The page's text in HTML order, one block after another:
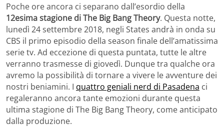
Poche ore ancora ci separano dall’esordio della
12esima stagione di The Big Bang Theory. Questa notte,
lunedì 24 settembre 2018, negli States andrà in onda su
CBS il primo episodio della season finale dell’amatissima
serie tv. Ad eccezione di questa puntata, tutte le altre
verranno trasmesse di giovedì. Dunque tra qualche ora
avremo la possibilità di tornare a vivere le avventure dei
nostri beniamini. I quattro geniali nerd di Pasadena ci
regaleranno ancora tante emozioni durante questa
ultima stagione di The Big Bang Theory, come anticipato
dalla produzione.